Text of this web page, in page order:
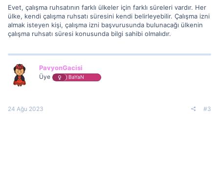
Evet, çalışma ruhsatının farklı ülkeler için farklı süreleri vardır. Her
ülke, kendi çalışma ruhsatı süresini kendi belirleyebilir. Çalışma izni
almak isteyen kişi, çalışma izni başvurusunda bulunacağı ülkenin
çalışma ruhsatı süresi konusunda bilgi sahibi olmalıdır.
PavyonGacisi
Üye BaYaN
24 Ağu 2023 #3